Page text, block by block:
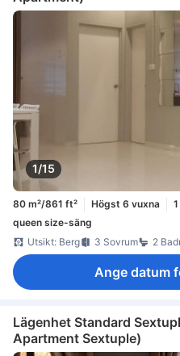
1/15
80 m²/861 ft² Högst 6 vuxna
queen size-säng
Utsikt: Berg
3 Sovrum 2
Ange datum
Lägenhet Standard
Apartment Sextuple)